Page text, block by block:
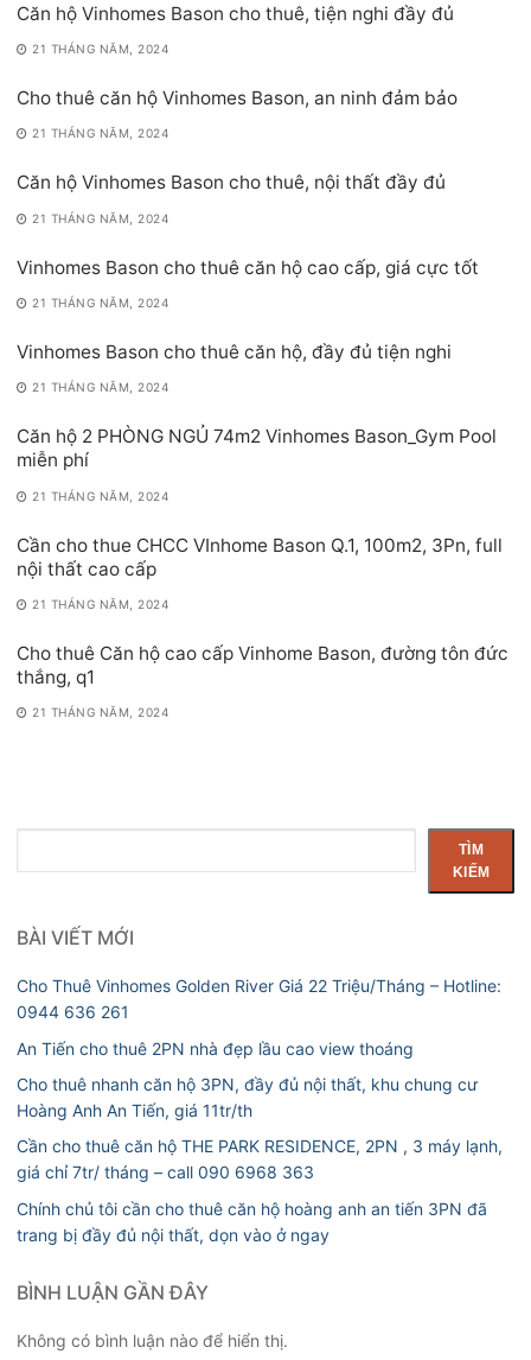
Căn hộ Vinhomes Bason cho thuê, tiện nghi đầy đủ
21 THÁNG NĂM, 2024
Cho thuê căn hộ Vinhomes Bason, an ninh đảm bảo
21 THÁNG NĂM, 2024
Căn hộ Vinhomes Bason cho thuê, nội thất đầy đủ
21 THÁNG NĂM, 2024
Vinhomes Bason cho thuê căn hộ cao cấp, giá cực tốt
21 THÁNG NĂM, 2024
Vinhomes Bason cho thuê căn hộ, đầy đủ tiện nghi
21 THÁNG NĂM, 2024
Căn hộ 2 PHÒNG NGỦ 74m2 Vinhomes Bason_Gym Pool
miễn phí
21 THÁNG NĂM, 2024
Cần cho thue CHCC VInhome Bason Q.1, 100m2, 3Pn, full
nội thất cao cấp
21 THÁNG NĂM, 2024
Cho thuê Căn hộ cao cấp Vinhome Bason, đường tôn đức
thắng, q1
21 THÁNG NĂM, 2024
kiếm
TÌM
KIẾM
BÀI VIẾT MỚI
Cho Thuê Vinhomes Golden River Giá 22 Triệu/Tháng – Hotline:
0944 636 261
An Tiến cho thuê 2PN nhà đẹp lầu cao view thoáng
Cho thuê nhanh căn hộ 3PN, đầy đủ nội thất, khu chung cư
Hoàng Anh An Tiến, giá 11tr/th
Cần cho thuê căn hộ THE PARK RESIDENCE, 2PN , 3 máy lạnh,
giá chỉ 7tr/ tháng – call 090 6968 363
Chính chủ tôi cần cho thuê căn hộ hoàng anh an tiến 3PN đã
trang bị đầy đủ nội thất, dọn vào ở ngay
BÌNH LUẬN GẦN ĐÂY
Không có bình luận nào để hiển thị.